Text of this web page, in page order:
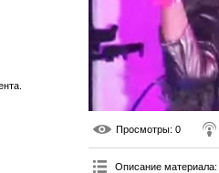
Просмотры: 0
Описание материала: